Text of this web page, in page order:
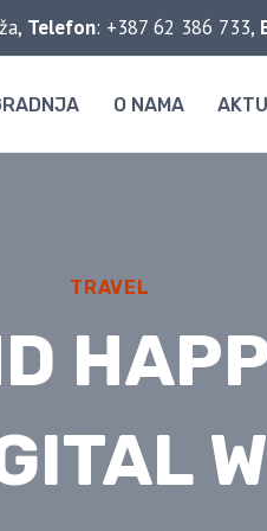
Telefon: +387 62 386 733,
O NAMA
TRAVEL